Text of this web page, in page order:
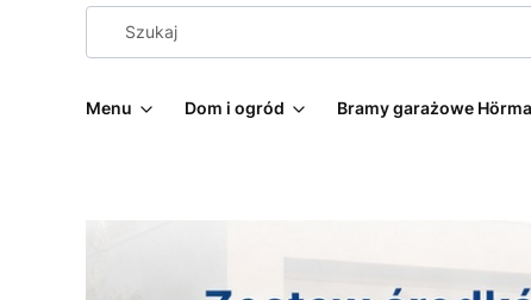
Menu Dom i ogród Bramy garażowe